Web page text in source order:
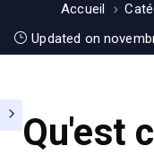
Accueil
Updated on
Qu'est